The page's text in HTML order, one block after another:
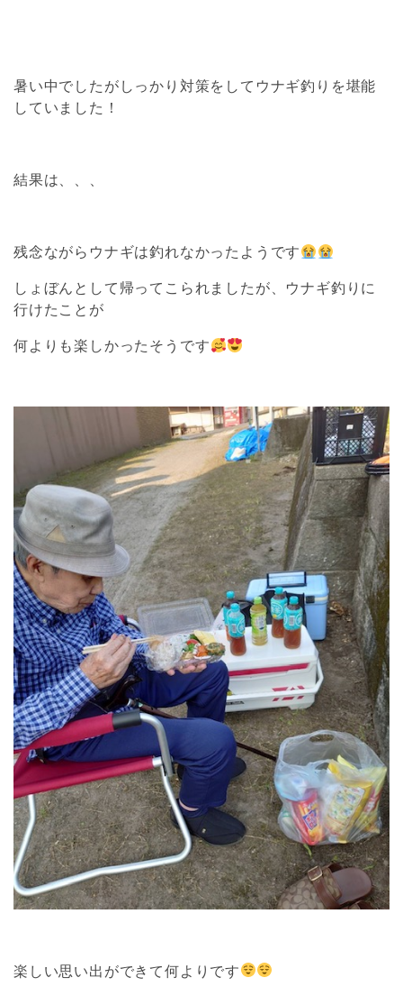
暑い中でしたがしっかり対策をしてウナギ釣りを堪能
していました！
結果は、、、
残念ながらウナギは釣れなかったようです
しょぼんとして帰ってこられましたが、ウナギ釣りに
行けたことが
何よりも楽しかったそうです
楽しい思い出ができて何よりです